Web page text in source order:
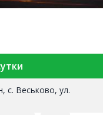
с. Веськово, ул.